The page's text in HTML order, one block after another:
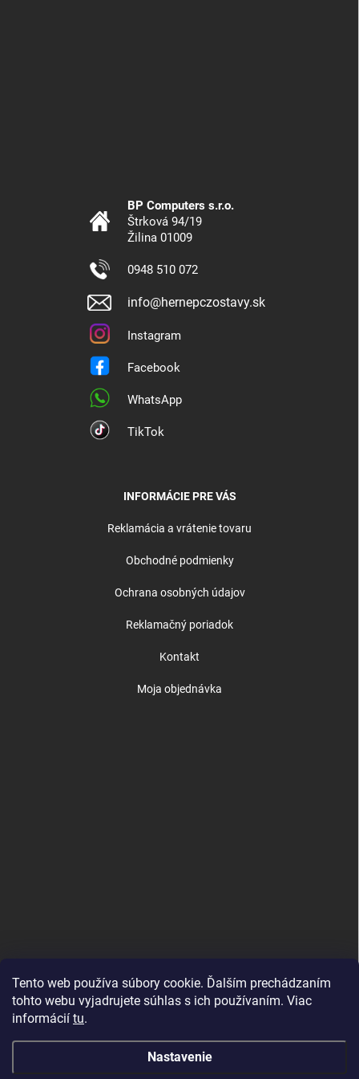
Tento web používa súbory cookie. Ďalším prechádzaním
tohto webu vyjadrujete súhlas s ich používaním. Viac
informácií tu.
Nastavenie
BP Computers s.r.o.
Štrková 94/19
Žilina 01009
0948 510 072
info@hernepczostavy.sk
Instagram
Facebook
WhatsApp
TikTok
INFORMÁCIE PRE VÁS
Reklamácia a vrátenie tovaru
Obchodné podmienky
Ochrana osobných údajov
Reklamačný poriadok
Kontakt
Moja objednávka
Good E-shops have logic. SALELOGICS